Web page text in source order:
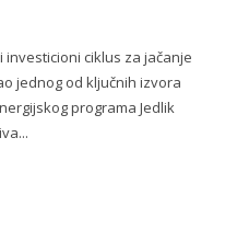
ciklus za jačanje
jednog od ključnih izvora
programa Jedlik